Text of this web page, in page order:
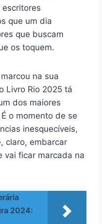
escritores
que um dia
que buscam
os toquem.
na sua
Livro Rio 2025 tá
dos maiores
o momento de se
inesquecíveis,
claro, embarcar
vai ficar marcada na
2024: